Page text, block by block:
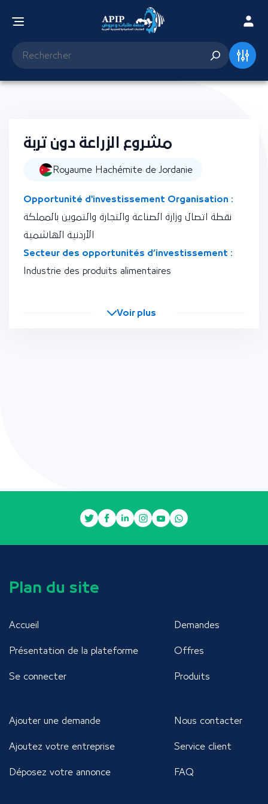
مشروع الزراعة دون تربة
Royaume Hachémite de Jordanie
Opportunité d'investissement Organisation :
نقطة اتصال وزارة الصناعة والتجارة والتموين بالمملكة
الأردنية الهاشمية
Secteur des opportunités d’investissement :
Industrie des produits alimentaires
Voir plus
Plan du site
Accueil
Présentation de la plateforme
Se connecter
Demandes
Offres
Produits
Ajouter une demande
Ajoutez votre entreprise
Déposez votre annonce
Nous contacter
Service client
FAQ